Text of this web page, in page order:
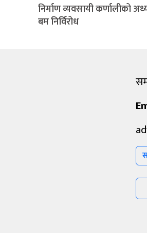
निर्माण व्यवसायी कर्णालीको
बम निर्विरोध